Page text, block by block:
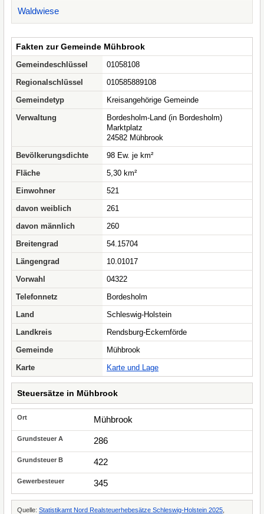
Waldwiese
Fakten zur Gemeinde Mühbrook
Gemeindeschlüssel
01058108
Regionalschlüssel
010585889108
Gemeindetyp
Kreisangehörige Gemeinde
Verwaltung
Bordesholm-Land (in Bordesholm)
Marktplatz
24582 Mühbrook
Bevölkerungsdichte
98 Ew. je km²
Fläche
5,30 km²
Einwohner
521
davon weiblich
261
davon männlich
260
Breitengrad
54.15704
Längengrad
10.01017
Vorwahl
04322
Telefonnetz
Bordesholm
Land
Schleswig-Holstein
Landkreis
Rendsburg-Eckernförde
Gemeinde
Mühbrook
Karte
Karte und Lage
Steuersätze in Mühbrook
Mühbrook
286
422
345
Quelle: Statistikamt Nord Realsteuerhebesätze Schleswig-Holstein 2025